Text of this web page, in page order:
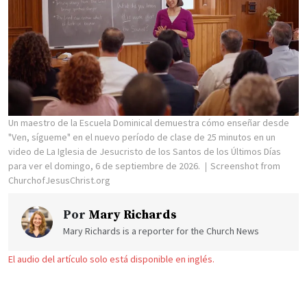
Un maestro de la Escuela Dominical demuestra cómo enseñar desde
"Ven, sígueme" en el nuevo período de clase de 25 minutos en un
video de La Iglesia de Jesucristo de los Santos de los Últimos Días
para ver el domingo, 6 de septiembre de 2026.
Screenshot from
ChurchofJesusChrist.org
Por Mary Richards
Mary Richards is a reporter for the Church News
El audio del artículo solo está disponible en inglés.